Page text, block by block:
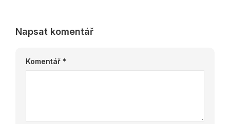
Napsat komentář
Komentář *